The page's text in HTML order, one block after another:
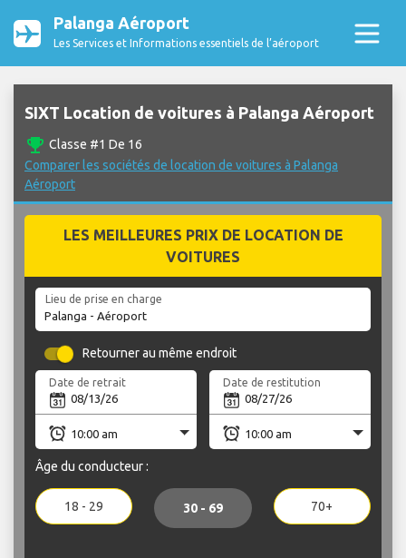
Palanga Aéroport
Les Services et Informations essentiels de l’aéroport
SIXT Location de voitures à Palanga Aéroport
emoji_events Classe #1 De 16
Comparer les sociétés de location de voitures à Palanga
Aéroport
LES MEILLEURES PRIX DE LOCATION DE
VOITURES
Lieu de prise en charge
Retourner au même endroit
Date de retrait Date de restitution
Âge du conducteur :
18 - 29 30 - 69 70+